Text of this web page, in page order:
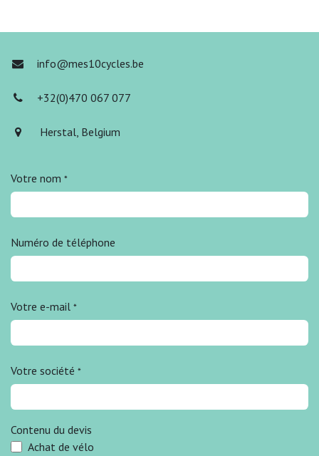
info@mes10cycles.be
+32(0)470 067 077
Herstal, Belgium
Votre nom *
Numéro de téléphone
Votre e-mail *
Votre société *
Contenu du devis
Achat de vélo